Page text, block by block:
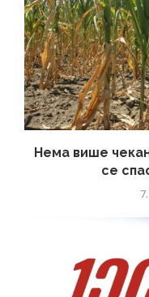
Нема више
се